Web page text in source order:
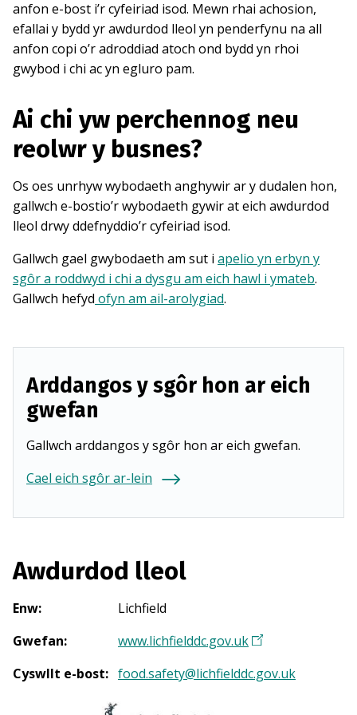
anfon e-bost i’r cyfeiriad isod. Mewn rhai achosion,
efallai y bydd yr awdurdod lleol yn penderfynu na all
anfon copi o’r adroddiad atoch ond bydd yn rhoi
gwybod i chi ac yn egluro pam.
Ai chi yw perchennog neu
reolwr y busnes?
Os oes unrhyw wybodaeth anghywir ar y dudalen hon,
gallwch e-bostio’r wybodaeth gywir at eich awdurdod
lleol drwy ddefnyddio’r cyfeiriad isod.
Gallwch gael gwybodaeth am sut i apelio yn erbyn y
sgôr a roddwyd i chi a dysgu am eich hawl i ymateb.
Gallwch hefyd ofyn am ail-arolygiad.
Arddangos y sgôr hon ar eich
gwefan
Gallwch arddangos y sgôr hon ar eich gwefan.
Cael eich sgôr ar-lein
Awdurdod lleol
Enw:
Lichfield
Gwefan: www.lichfielddc.gov.uk(
n
Cyswllt e-bost: food.safety@lichfielddc.gov.uk